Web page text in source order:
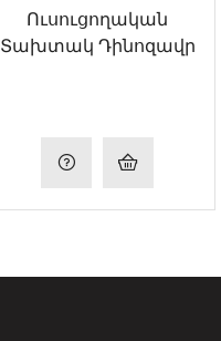
Ուսուցողական
Տախտակ Դինոզավր